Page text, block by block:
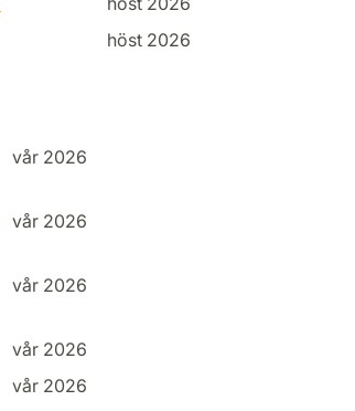
höst 2026
vår 2026
vår 2026
vår 2026
vår 2026
vår 2026